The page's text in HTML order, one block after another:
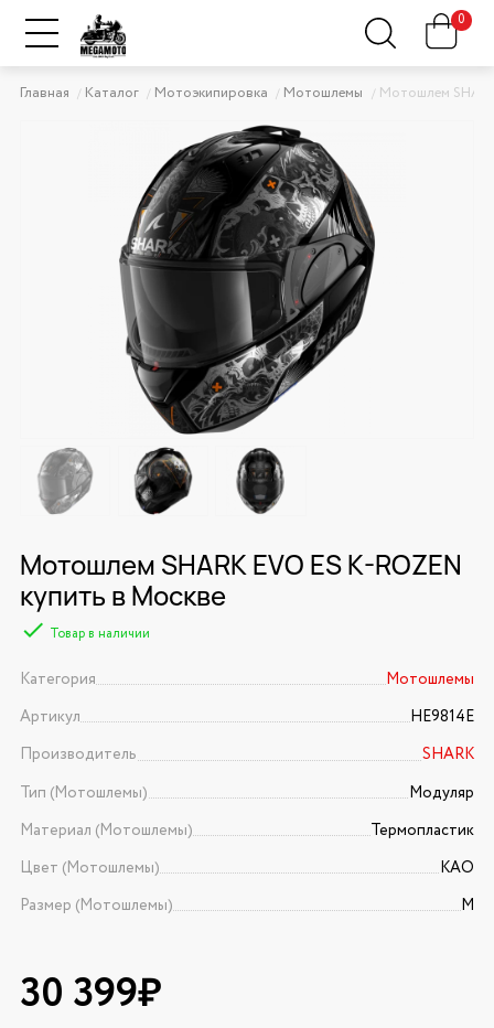
0
Главная Каталог Мотоэкипировка Мотошлемы Мотошлем
Мотошлем SHARK EVO ES K-ROZEN
купить в Москве
Товар в наличии
Категория
Мотошлемы
Артикул
HE9814E
Производитель
SHARK
Тип (Мотошлемы)
Модуляр
Материал (Мотошлемы)
Термопластик
Цвет (Мотошлемы)
KAO
Размер (Мотошлемы)
M
30 399₽